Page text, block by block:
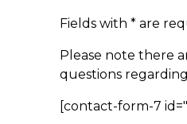
Fields with * are
Please note there
questions
[contact-form-7